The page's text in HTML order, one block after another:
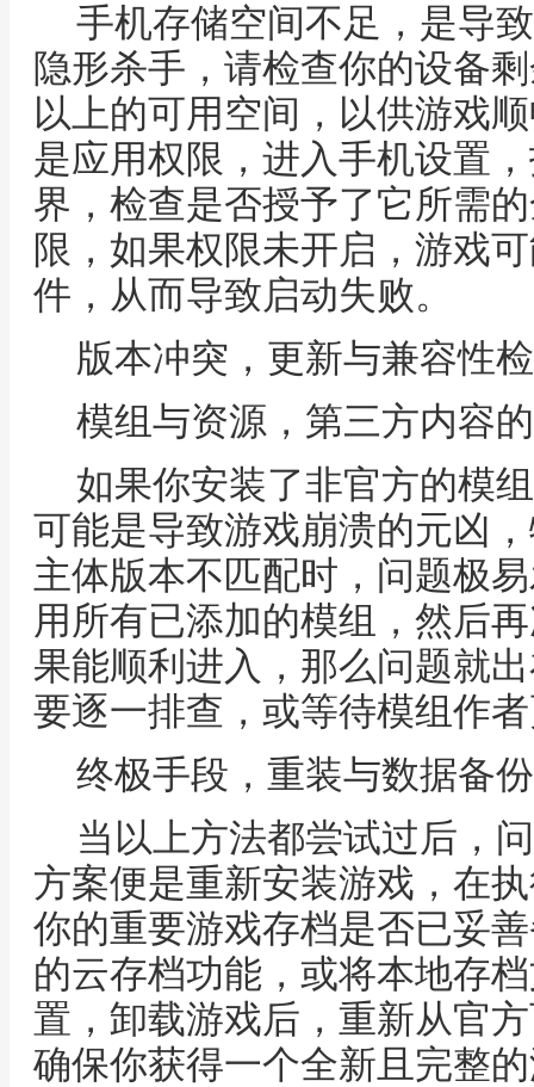
手机存储空间不足，是导
隐形杀手，请检查你的设备
以上的可用空间，以供游戏
是应用权限，进入手机设置
界，检查是否授予了它所需
限，如果权限未开启，游戏
件，从而导致启动失败。
版本冲突，更新与兼容性
模组与资源，第三方内容
如果你安装了非官方的模
可能是导致游戏崩溃的元凶
主体版本不匹配时，问题极
用所有已添加的模组，然后
果能顺利进入，那么问题就
要逐一排查，或等待模组作
终极手段，重装与数据备份
当以上方法都尝试过后，
方案便是重新安装游戏，在
你的重要游戏存档是否已妥
的云存档功能，或将本地存
置，卸载游戏后，重新从官
确保你获得一个全新且完整